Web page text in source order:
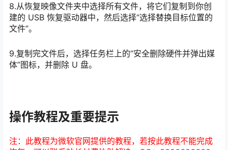
8.从恢复映像文件夹中选择所有文件，将它们复制到你创
建的 USB 恢复驱动器中，然后选择“选择替换目标位置的
文件”。
9.复制完文件后，选择任务栏上的“安全删除硬件并弹出媒
体”图标，并删除 U 盘。
操作教程及重要提示
注：此教程为微软官网提供的教程，若按此教程不能完成